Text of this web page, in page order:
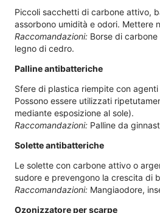
Piccoli sacchetti di carbone attivo,
assorbono umidità e odori. Mettere
Raccomandazioni: Borse di
legno di cedro.
Palline antibatteriche
Sfere di plastica riempite con
Possono essere utilizzati
mediante esposizione al sole).
Raccomandazioni: Palline da
Solette antibatteriche
Le solette con carbone attivo o
sudore e prevengono la crescita di
Raccomandazioni: Mangiaodore,
Ozonizzatore per scarpe